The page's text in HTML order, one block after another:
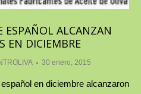
ESPAÑOL ALCANZAN
EN DICIEMBRE
30 enero, 2015
en diciembre alcanzaron